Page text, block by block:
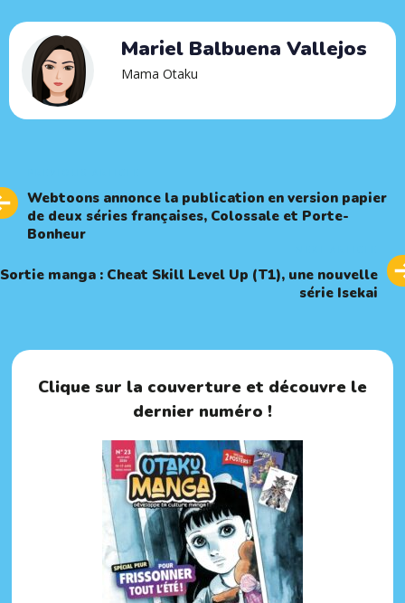
Mariel Balbuena Vallejos
Mama Otaku
Article
Webtoons annonce la publication en version papier
de deux séries françaises, Colossale et Porte-
Bonheur
Article
Sortie manga : Cheat Skill Level Up (T1), une nouvelle
série Isekai
Clique sur la couverture et découvre le
dernier numéro !